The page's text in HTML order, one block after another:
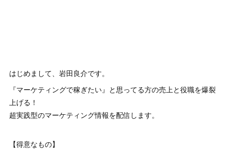
はじめまして、岩田良介です。
『マーケティングで稼ぎたい』と思ってる方の売上と役職を爆裂
上げる！
超実践型のマーケティング情報を配信します。
【得意なもの】